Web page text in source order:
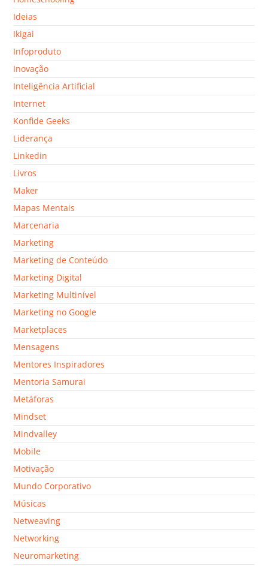
Ideias
Ikigai
Infoproduto
Inovação
Inteligência Artificial
Internet
Konfide Geeks
Liderança
Linkedin
Livros
Maker
Mapas Mentais
Marcenaria
Marketing
Marketing de Conteúdo
Marketing Digital
Marketing Multinível
Marketing no Google
Marketplaces
Mensagens
Mentores Inspiradores
Mentoria Samurai
Metáforas
Mindset
Mindvalley
Mobile
Motivação
Mundo Corporativo
Músicas
Netweaving
Networking
Neuromarketing